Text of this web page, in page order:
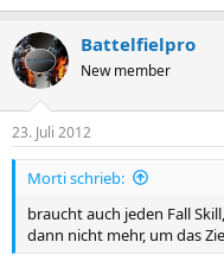
Battelfielpro
New member
23. Juli 2012
Morti schrieb:
braucht auch jeden Fall
dann nicht mehr, um das